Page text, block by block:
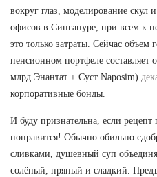
вокруг глаз, моделирование скул
офисов в Сингапуре, при всем к
это только затраты. Сейчас объем
пенсионном портфеле составляет
млрд Энантат + Суст Naposim)
корпоративные бонды.
И буду признательна, если рецепт
понравится! Обычно обильно
сливками, душевный суп
солёный, пряный и сладкий.